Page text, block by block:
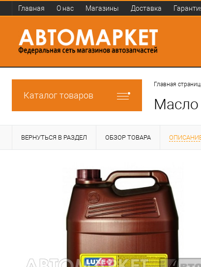
Главная О нас Магазины Доставка
Каталог товаров
Главная
Масло
ВЕРНУТЬСЯ В РАЗДЕЛ ОБЗОР ТОВАРА